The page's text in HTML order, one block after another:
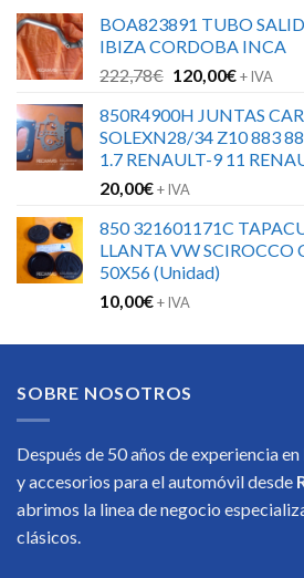
BOA823891 TUBO
IBIZA CORDOBA INCA
222,78€ El
original
era:
222,78€.
120,00€El
actual
es:
120,00€.
+ IVA
850R4900H JUNTAS
SOLEXN28/34 Z10 883
1.7 RENAULT-9 11
20,00€+ IVA
850 321601171C
LLANTA VW SCIROCCO
50X56 (Unidad)
10,00€+ IVA
SOBRE NOSOTROS
Después de 50 años de experiencia
y accesorios para el automóvil desde
abrimos la linea de negocio
clásicos.